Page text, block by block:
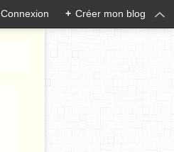
Connexion + Créer mon blog